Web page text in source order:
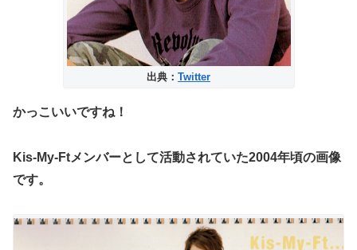
出典： Twitter
かっこいいですね！
Kis-My-Ftメンバーとして活動されていた2004年頃の画像
です。